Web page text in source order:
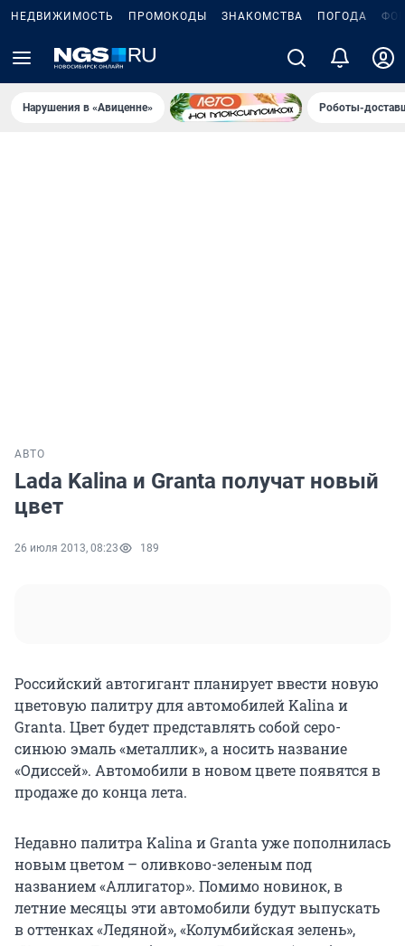
НЕДВИЖИМОСТЬ ПРОМОКОДЫ ЗНАКОМСТВА ПОГОДА
Нарушения в «Авиценне» Роботы-
АВТО
Lada Kalina и Granta получат новый
цвет
26 июля 2013, 08:23 189
Российский автогигант планирует ввести новую
цветовую палитру для автомобилей Kalina и
Granta. Цвет будет представлять собой серо-
синюю эмаль «металлик», а носить название
«Одиссей». Автомобили в новом цвете появятся в
продаже до конца лета.
Недавно палитра Kalina и Granta уже пополнилась
новым цветом – оливково-зеленым под
названием «Аллигатор». Помимо новинок, в
летние месяцы эти автомобили будут выпускать
в оттенках «Ледяной», «Колумбийская зелень»,